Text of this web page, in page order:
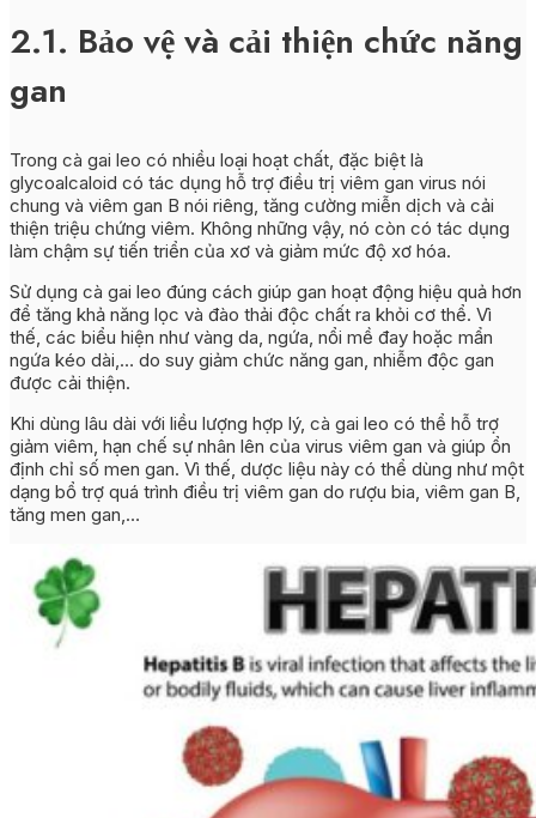
2.1. Bảo vệ và cải thiện chức năng
gan
Trong cà gai leo có nhiều loại hoạt chất, đặc biệt là
glycoalcaloid có tác dụng hỗ trợ điều trị viêm gan virus nói
chung và viêm gan B nói riêng, tăng cường miễn dịch và cải
thiện triệu chứng viêm. Không những vậy, nó còn có tác dụng
làm chậm sự tiến triển của xơ và giảm mức độ xơ hóa.
Sử dụng cà gai leo đúng cách giúp gan hoạt động hiệu quả hơn
để tăng khả năng lọc và đào thải độc chất ra khỏi cơ thể. Vì
thế, các biểu hiện như vàng da, ngứa, nổi mề đay hoặc mẩn
ngứa kéo dài,… do suy giảm chức năng gan, nhiễm độc gan
được cải thiện.
Khi dùng lâu dài với liều lượng hợp lý, cà gai leo có thể hỗ trợ
giảm viêm, hạn chế sự nhân lên của virus viêm gan và giúp ổn
định chỉ số men gan. Vì thế, dược liệu này có thể dùng như một
dạng bổ trợ quá trình điều trị viêm gan do rượu bia, viêm gan B,
tăng men gan,…